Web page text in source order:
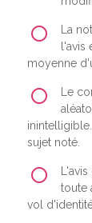
La
l'avis
moyenne
Le
sujet noté.
toute
vol